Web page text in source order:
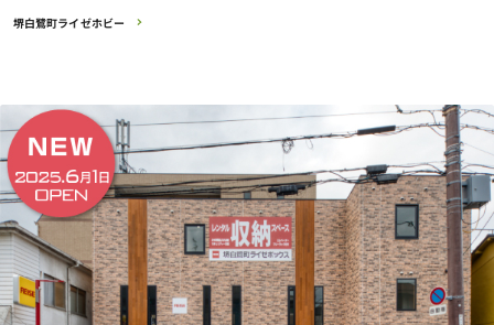
堺白鷺町ライゼホビー